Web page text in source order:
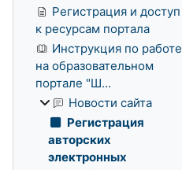
Регистрация и доступ
к ресурсам портала
Инструкция по работе
на образовательном
портале "Ш...
Новости сайта
Регистрация
авторских
электронных